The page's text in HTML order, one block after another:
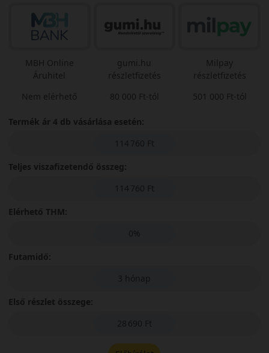
MBH Online
Áruhitel
Nem elérhető
gumi.hu
részletfizetés
80 000 Ft-tól
Milpay
részletfizetés
501 000 Ft-tól
Termék ár 4 db vásárlása esetén:
114 760 Ft
Teljes viszafizetendő összeg:
114 760 Ft
Elérhető THM:
0%
Futamidő:
3 hónap
Első részlet összege:
28 690 Ft